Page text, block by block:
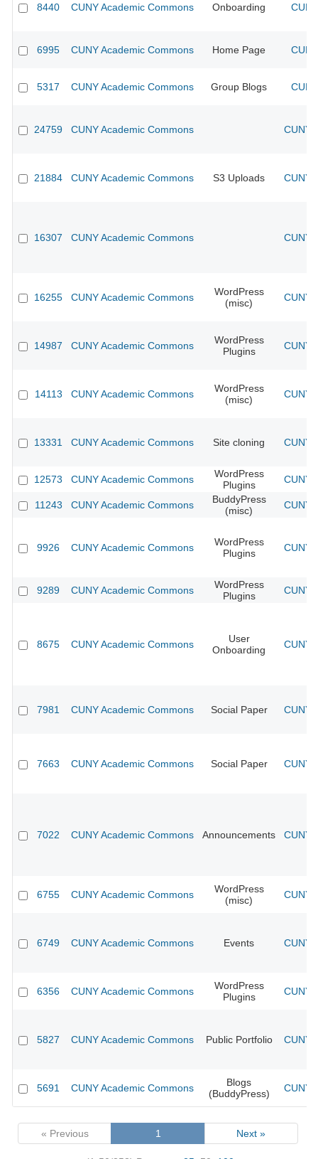
8440 CUNY Academic Commons Onboarding
6995 CUNY Academic Commons Home Page
5317 CUNY Academic Commons Group Blogs
24759 CUNY Academic Commons CUNY
21884 CUNY Academic Commons S3 Uploads CUNY
16307 CUNY Academic Commons CUNY
16255 CUNY Academic Commons
WordPress
(misc)
CUNY
14987 CUNY Academic Commons
WordPress
Plugins
CUNY
14113 CUNY Academic Commons
WordPress
(misc)
CUNY
13331 CUNY Academic Commons Site cloning CUNY
12573 CUNY Academic Commons
WordPress
Plugins
CUNY
11243 CUNY Academic Commons
BuddyPress
(misc)
CUNY
9926 CUNY Academic Commons
WordPress
Plugins
CUNY
9289 CUNY Academic Commons
WordPress
Plugins
CUNY
8675 CUNY Academic Commons
User
Onboarding
CUNY
7981 CUNY Academic Commons Social Paper CUNY
7663 CUNY Academic Commons Social Paper CUNY
7022 CUNY Academic Commons Announcements CUNY
6755 CUNY Academic Commons
WordPress
(misc)
CUNY
6749 CUNY Academic Commons Events CUNY
6356 CUNY Academic Commons
WordPress
Plugins
CUNY
5827 CUNY Academic Commons Public Portfolio CUNY
5691 CUNY Academic Commons
Blogs
(BuddyPress)
CUNY
« Previous 1 Next »